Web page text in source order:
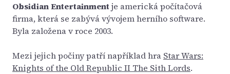
Obsidian Entertainment je americká počítačová
firma, která se zabývá vývojem herního software.
Byla založena v roce 2003.
Mezi jejich počiny patří například hra Star Wars:
Knights of the Old Republic II The Sith Lords.